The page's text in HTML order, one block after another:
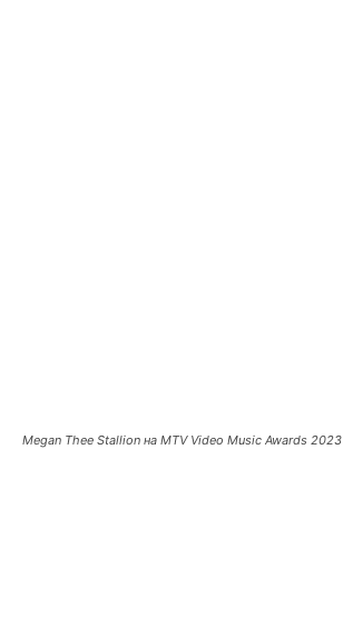
Megan Thee Stallion на MTV Video Music Awards 2023